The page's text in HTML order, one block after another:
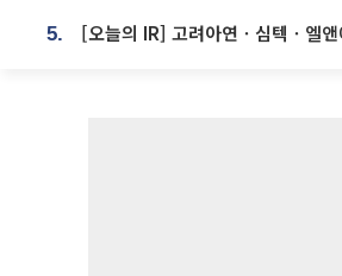
5. [오늘의 IR] 고려아연ㆍ심텍ㆍ엘